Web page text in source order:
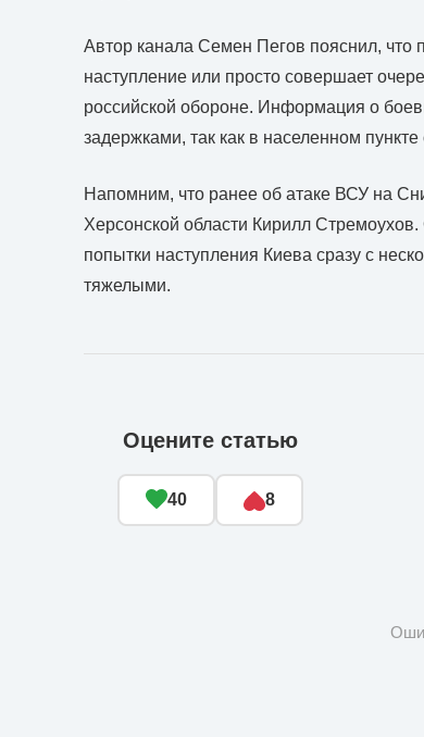
Автор канала Семен Пегов пояснил, что
наступление или просто совершает
российской обороне. Информация о
задержками, так как в населенном пункте
Напомним, что ранее об атаке ВСУ на
Херсонской области Кирилл
попытки наступления Киева сразу с
тяжелыми.
Оцените статью
40 8